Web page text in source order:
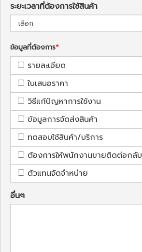
ระยะเวลาที่ต้องการใช้สินค้า
ข้อมูลที่ต้องการ
รายละเอียด
ใบเสนอราคา
วิธีแก้ปัญหาการใช้งาน
ข้อมูลการจัดส่งสินค้า
ทดสอบใช้สินค้า/บริการ
ต้องการให้พนักงานขายติดต่อกลับ
ตัวแทนจัดจำหน่าย
อื่นๆ